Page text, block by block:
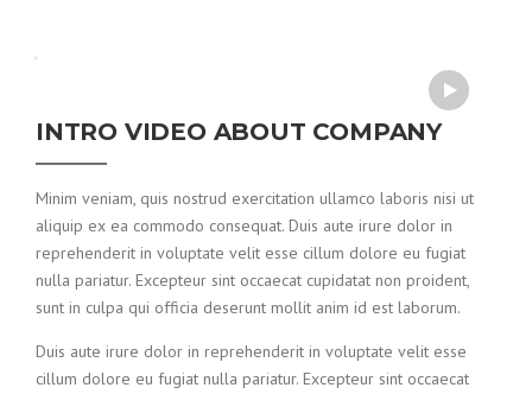
INTRO VIDEO ABOUT COMPANY
Minim veniam, quis nostrud exercitation ullamco laboris nisi ut
aliquip ex ea commodo consequat. Duis aute irure dolor in
reprehenderit in voluptate velit esse cillum dolore eu fugiat
nulla pariatur. Excepteur sint occaecat cupidatat non proident,
sunt in culpa qui officia deserunt mollit anim id est laborum.
Duis aute irure dolor in reprehenderit in voluptate velit esse
cillum dolore eu fugiat nulla pariatur. Excepteur sint occaecat